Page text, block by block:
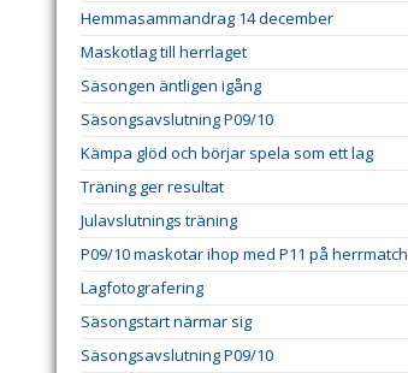
Hemmasammandrag 14 december
Maskotlag till herrlaget
Säsongen äntligen igång
Säsongsavslutning P09/10
Kämpa glöd och börjar spela som ett lag
Träning ger resultat
Julavslutnings träning
P09/10 maskotar ihop med P11 på herrmatch
Lagfotografering
Säsongstart närmar sig
Säsongsavslutning P09/10